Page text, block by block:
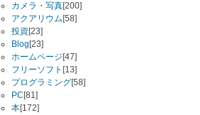
カメラ・写真[200]
アクアリウム [58]
投資[23]
Blog [23]
ホームページ [47]
フリーソフト [13]
プログラミング[58]
PC [81]
本[172]